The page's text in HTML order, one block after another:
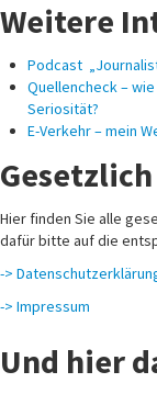
Weitere
Podcast
Quellencheck –
Seriosität?
E-Verkehr – mein
Hier finden Sie alle
dafür bitte auf die
->
-> Impressum
Und hier